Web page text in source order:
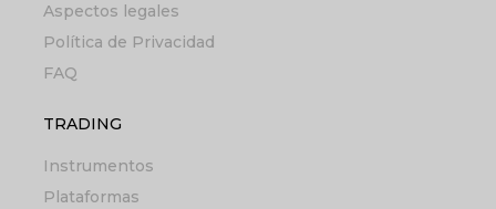
Aspectos legales
Política de Privacidad
FAQ
TRADING
Instrumentos
Plataformas